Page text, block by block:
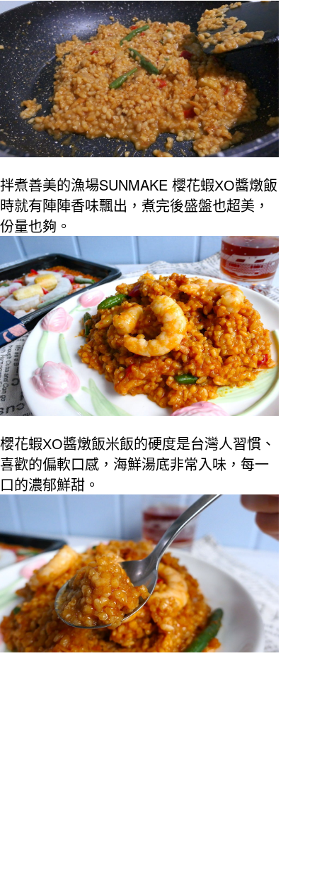
拌煮善美的漁場SUNMAKE 櫻花蝦XO醬燉飯
時就有陣陣香味飄出，煮完後盛盤也超美，
份量也夠。
櫻花蝦XO醬燉飯米飯的硬度是台灣人習慣、
喜歡的偏軟口感，海鮮湯底非常入味，每一
口的濃郁鮮甜。